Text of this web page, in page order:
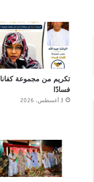
تكريم من مجموعة كفانا
فسادًا
3 أغسطس، 2026